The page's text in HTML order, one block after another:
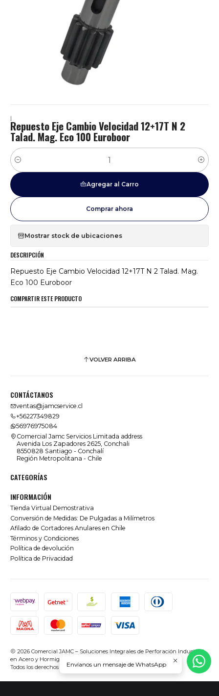
|
Repuesto Eje Cambio Velocidad 12+17T N 2
Talad. Mag. Eco 100 Euroboor
Cantidad
Agregar al Carro
Comprar ahora
Mostrar stock de ubicaciones
DESCRIPCIÓN
Repuesto Eje Cambio Velocidad 12+17T N 2 Talad. Mag.
Eco 100 Euroboor
COMPARTIR ESTE PRODUCTO
VOLVER ARRIBA
CONTÁCTANOS
ventas@jamcservice.cl
+56227349829
56976975084
Comercial Jamc Servicios Limitada address
Avenida Los Zapadores 2625, Conchali
8550828 Santiago - Conchalí
Región Metropolitana - Chile
CATEGORÍAS
INFORMACIÓN
Tienda Virtual Demostrativa
Conversión de Medidas: De Pulgadas a Milímetros
Afilado de Cortadores Anulares en Chile
Términos y Condiciones
Política de devolución
Política de Privacidad
2026 Comercial JAMC – Soluciones Integrales de Perforación Industrial
en Acero y Hormigón en Chile.
Todos los derechos reservados.Desarrollado por Jumpseller
Envíanos un mensaje de WhatsApp